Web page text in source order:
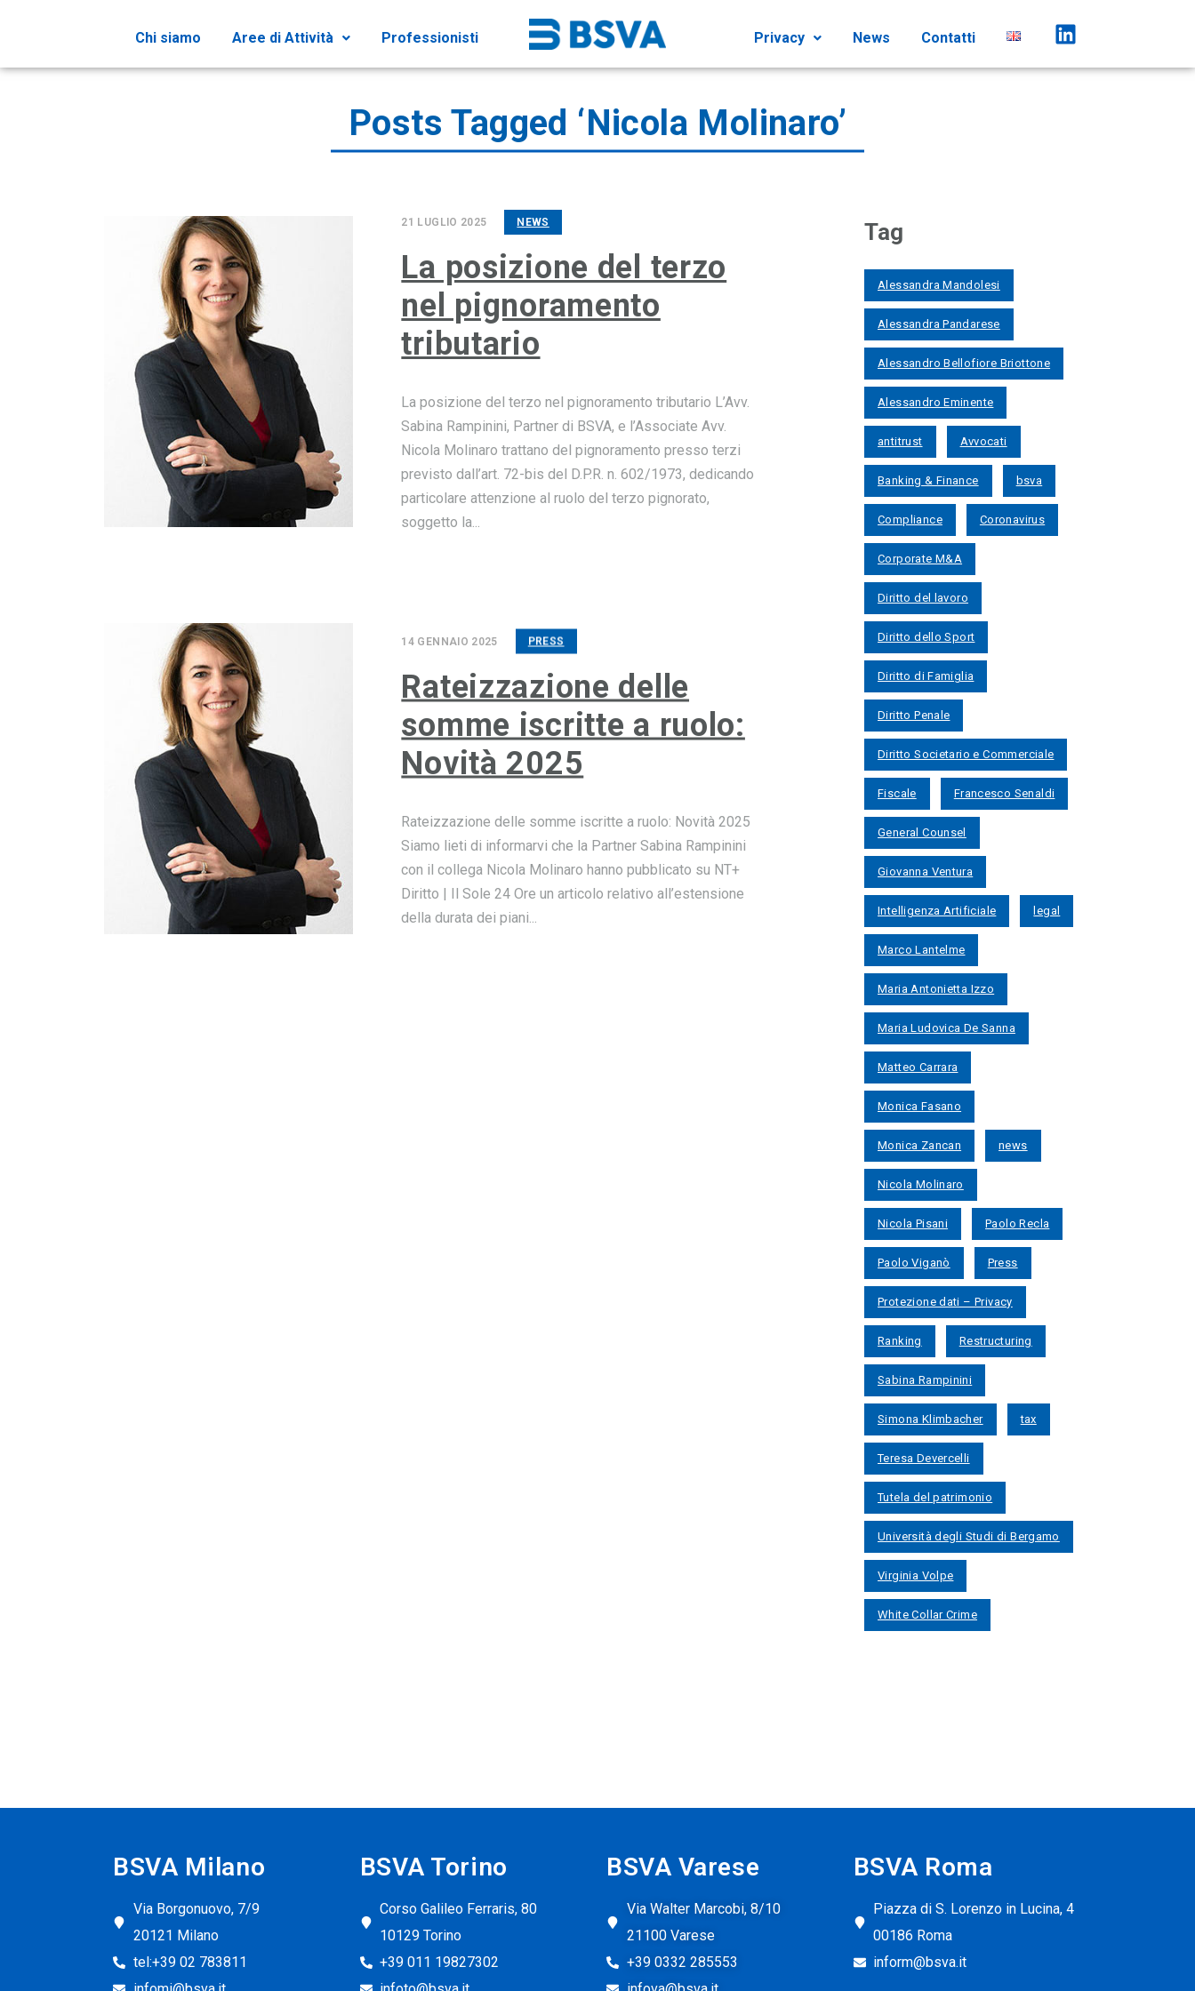
Chi siamo Aree di Attività Professionisti Privacy News Contatti
Posts Tagged ‘Nicola Molinaro’
21 LUGLIO 2025 NEWS
La posizione del terzo
nel pignoramento
tributario
La posizione del terzo nel pignoramento tributario L’Avv.
Sabina Rampinini, Partner di BSVA, e l’Associate Avv.
Nicola Molinaro trattano del pignoramento presso terzi
previsto dall’art. 72-bis del D.P.R. n. 602/1973, dedicando
particolare attenzione al ruolo del terzo pignorato,
soggetto la...
14 GENNAIO 2025 PRESS
Rateizzazione delle
somme iscritte a ruolo:
Novità 2025
Rateizzazione delle somme iscritte a ruolo: Novità 2025
Siamo lieti di informarvi che la Partner Sabina Rampinini
con il collega Nicola Molinaro hanno pubblicato su NT+
Diritto | Il Sole 24 Ore un articolo relativo all’estensione
della durata dei piani...
Tag
Alessandra Mandolesi
Alessandra Pandarese
Alessandro Bellofiore Briottone
Alessandro Eminente
antitrust Avvocati
Banking & Finance bsva
Compliance Coronavirus
Corporate M&A
Diritto del lavoro
Diritto dello Sport
Diritto di Famiglia
Diritto Penale
Diritto Societario e Commerciale
Fiscale Francesco Senaldi
General Counsel
Giovanna Ventura
Intelligenza Artificiale legal
Marco Lantelme
Maria Antonietta Izzo
Maria Ludovica De Sanna
Matteo Carrara
Monica Fasano
Monica Zancan news
Nicola Molinaro
Nicola Pisani Paolo Recla
Paolo Viganò Press
Protezione dati – Privacy
Ranking Restructuring
Sabina Rampinini
Simona Klimbacher tax
Teresa Devercelli
Tutela del patrimonio
Università degli Studi di Bergamo
Virginia Volpe
White Collar Crime
BSVA Milano
Via Borgonuovo, 7/9
20121 Milano
tel:+39 02 783811
BSVA Torino
Corso Galileo Ferraris, 80
10129 Torino
+39 011 19827302
BSVA Varese
Via Walter Marcobi, 8/10
21100 Varese
+39 0332 285553
BSVA Roma
Piazza di S. Lorenzo in Lucina, 4
00186 Roma
inform@bsva.it